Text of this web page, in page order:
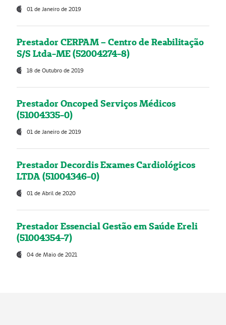
01 de Janeiro de 2019
Prestador CERPAM – Centro de Reabilitação
S/S Ltda-ME (52004274-8)
18 de Outubro de 2019
Prestador Oncoped Serviços Médicos
(51004335-0)
01 de Janeiro de 2019
Prestador Decordis Exames Cardiológicos
LTDA (51004346-0)
01 de Abril de 2020
Prestador Essencial Gestão em Saúde Ereli
(51004354-7)
04 de Maio de 2021